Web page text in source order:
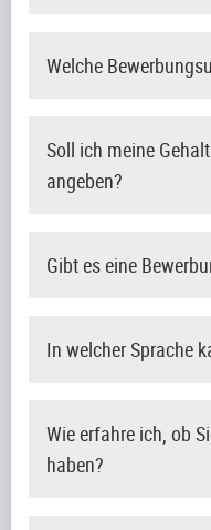
Welche
Soll ich meine
angeben?
Gibt es eine
In welcher Sprache
Wie erfahre ich, ob
haben?